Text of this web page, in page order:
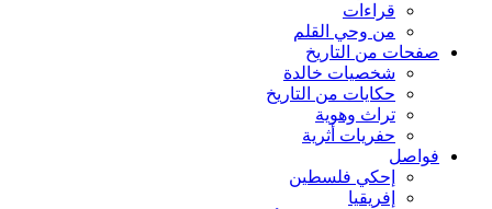
قراءات
من وحي القلم
صفحات من التاريخ
شخصيات خالدة
حكايات من التاريخ
تراث وهوية
حفريات أثرية
فواصل
إحكي فلسطين
إفريقيا